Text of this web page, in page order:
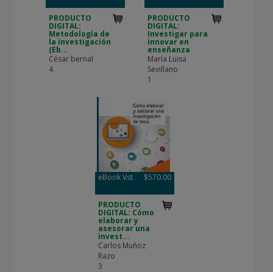
PRODUCTO
DIGITAL:
Metodología de
la investigación
(Eb...
César bernal
4
PRODUCTO
DIGITAL:
Investigar para
innovar en
enseñanza
María Luisa
Sevillano
1
eBook Vst $570.00
PRODUCTO
DIGITAL: Cómo
elaborar y
asesorar una
invest...
Carlos Muñoz
Razo
3